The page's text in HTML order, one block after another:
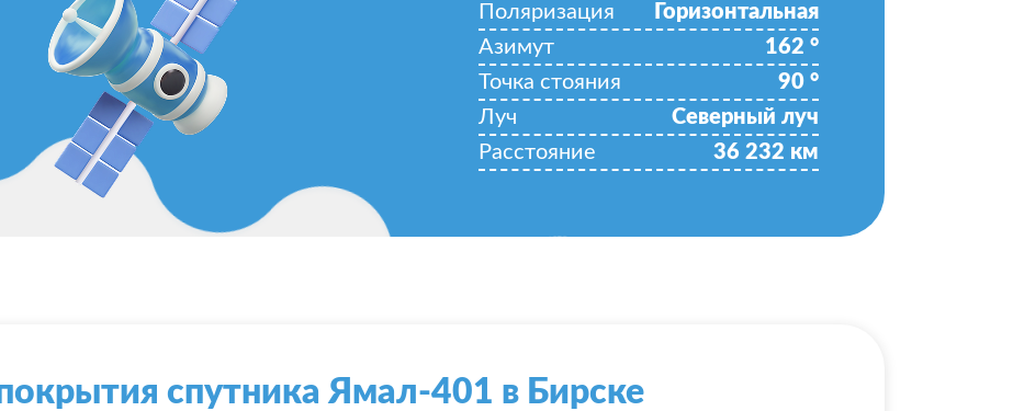
Поляризация
Горизонтальная
Азимут
162 °
Точка стояния
90 °
Луч
Северный луч
Расстояние
36 232 км
спутника Ямал-401 в Бирске